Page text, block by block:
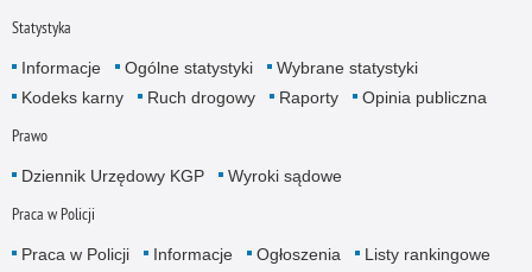
Statystyka
Informacje Ogólne statystyki
Wybrane statystyki
Kodeks karny
Ruch drogowy Raporty Opinia publiczna
Prawo
Dziennik Urzędowy KGP Wyroki sądowe
Praca w Policji
Praca w Policji Informacje Ogłoszenia
Listy rankingowe